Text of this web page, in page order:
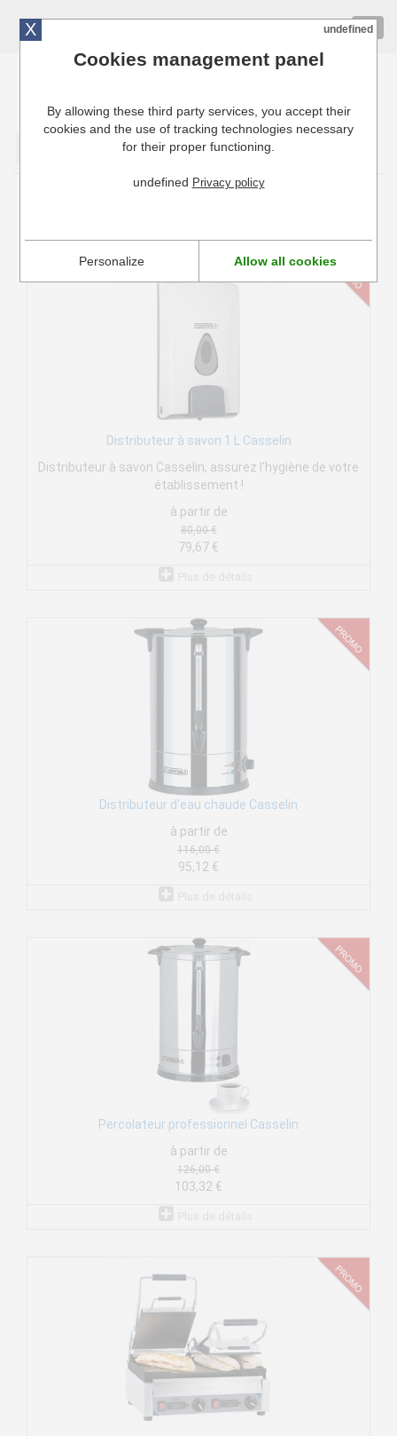
Cuisinresto: Ustensiles de cuisine pour professionnels
Distributeur à savon 1 L Casselin
Distributeur à savon Casselin, assurez l'hygiène de votre
établissement !
à partir de
80,00 €
79,67 €
Distributeur d'eau chaude Casselin
à partir de
116,00 €
95,12 €
Percolateur professionnel Casselin
à partir de
126,00 €
103,32 €
X undefined
Cookies management panel
By allowing these third party services, you accept their
cookies and the use of tracking technologies necessary
for their proper functioning.
undefined Privacy policy
Personalize Allow all cookies